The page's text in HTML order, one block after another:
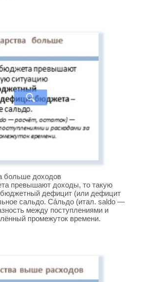
больше доходов
превышают доходы, то такую
дефицит (или дефицит
сальдо. Са́льдо (итал. saldo —
между поступлениями и
промежуток времени.